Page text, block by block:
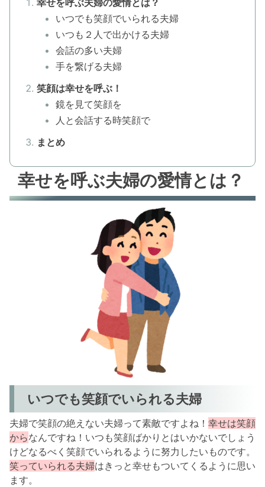
いつでも笑顔でいられる夫婦
いつも２人で出かける夫婦
会話の多い夫婦
手を繋げる夫婦
笑顔は幸せを呼ぶ！
鏡を見て笑顔を
人と会話する時笑顔で
まとめ
幸せを呼ぶ夫婦の愛情とは？
いつでも笑顔でいられる夫婦
夫婦で笑顔の絶えない夫婦って素敵ですよね！ 幸せは笑顔
からなんですね！いつも笑顔ばかりとはいかないでしょう
けどなるべく笑顔でいられるように努力したいものです。
笑っていられる夫婦はきっと幸せもついてくるように思い
ます。